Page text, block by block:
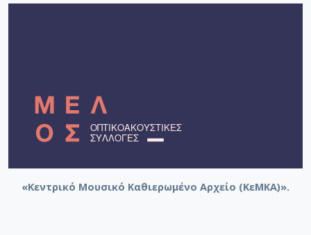
«Κεντρικό Μουσικό Καθιερωμένο Αρχείο (ΚεΜΚΑ)».